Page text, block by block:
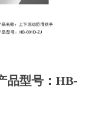
品型号：HB-